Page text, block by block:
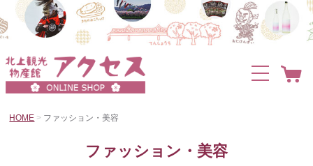
HOME ファッション・美容
ファッション・美容